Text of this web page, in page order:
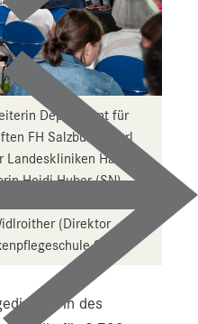
Department für
FH Salzburg), Karl
Hallein
Heidi Huber (SN),
(Direktor
SALK)
des